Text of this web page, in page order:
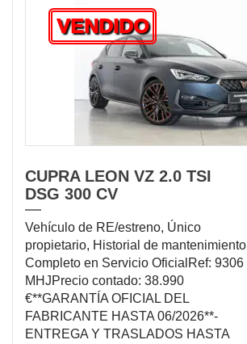
VENDIDO
CUPRA LEON VZ 2.0 TSI
DSG 300 CV
Vehículo de RE/estreno, Único
propietario, Historial de mantenimiento
Completo en Servicio OficialRef: 9306
MHJPrecio contado: 38.990
€**GARANTÍA OFICIAL DEL
FABRICANTE HASTA 06/2026**-
ENTREGA Y TRASLADOS HASTA